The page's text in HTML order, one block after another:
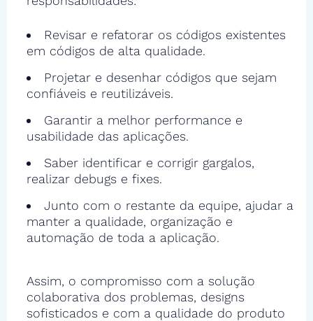
Revisar e refatorar os códigos existentes
em códigos de alta qualidade.
Projetar e desenhar códigos que sejam
confiáveis e reutilizáveis.
Garantir a melhor performance e
usabilidade das aplicações.
Saber identificar e corrigir gargalos,
realizar debugs e fixes.
Junto com o restante da equipe, ajudar a
manter a qualidade, organização e
automação de toda a aplicação.
Assim, o compromisso com a solução
colaborativa dos problemas, designs
sofisticados e com a qualidade do produto